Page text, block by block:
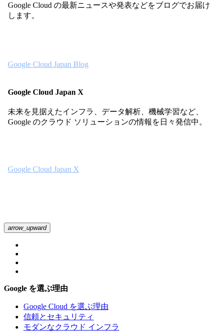
Google Cloud の最新ニュースや発表などをブログでお届け
します。
Google Cloud Japan Blog
Google Cloud Japan X
未来を見据えたインフラ、データ解析、機械学習など、
Google のクラウド ソリューションの情報を日々発信中。
Google Cloud Japan X
arrow_upward
Google を選ぶ理由
Google Cloud を選ぶ理由
信頼とセキュリティ
モダンなクラウド インフラ